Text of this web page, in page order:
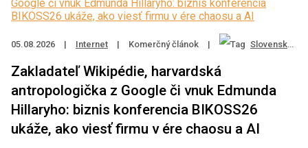
05.08.2026 | Internet | Komerčný článok | Slovenská sporiteľňa
Zakladateľ Wikipédie, harvardská
antropologička z Google či vnuk Edmunda
Hillaryho: biznis konferencia BIKOSS26
ukáže, ako viesť firmu v ére chaosu a AI